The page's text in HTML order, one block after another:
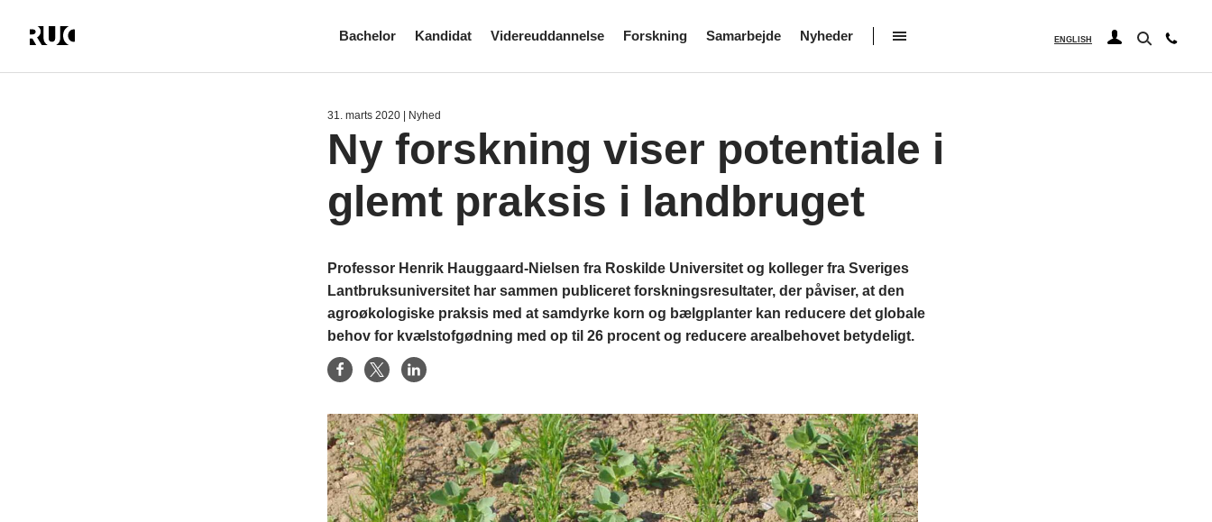
Bachelor Kandidat Videreuddannelse Forskning Samarbejde Nyheder ENGLISH
31. marts 2020| Nyhed
Ny forskning viser potentiale i
glemt praksis i landbruget
Professor Henrik Hauggaard-Nielsen fra Roskilde Universitet og kolleger fra Sveriges
Lantbruksuniversitet har sammen publiceret forskningsresultater, der påviser, at den
agroøkologiske praksis med at samdyrke korn og bælgplanter kan reducere det globale
behov for kvælstofgødning med op til 26 procent og reducere arealbehovet betydeligt.